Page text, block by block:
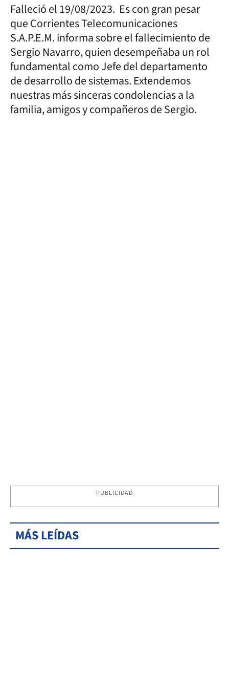
Falleció el 19/08/2023. Es con gran pesar
que Corrientes Telecomunicaciones
S.A.P.E.M. informa sobre el fallecimiento de
Sergio Navarro, quien desempeñaba un rol
fundamental como Jefe del departamento
de desarrollo de sistemas. Extendemos
nuestras más sinceras condolencias a la
familia, amigos y compañeros de Sergio.
PUBLICIDAD
MÁS LEÍDAS